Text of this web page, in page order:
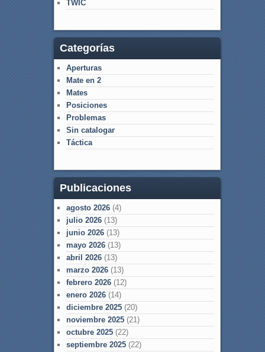
TWIC
Categorías
Aperturas
Mate en 2
Mates
Posiciones
Problemas
Sin catalogar
Táctica
Publicaciones
agosto 2026(4)
julio 2026(13)
junio 2026(13)
mayo 2026(13)
abril 2026(13)
marzo 2026(13)
febrero 2026(12)
enero 2026(14)
diciembre 2025(20)
noviembre 2025(21)
octubre 2025(22)
septiembre 2025(22)